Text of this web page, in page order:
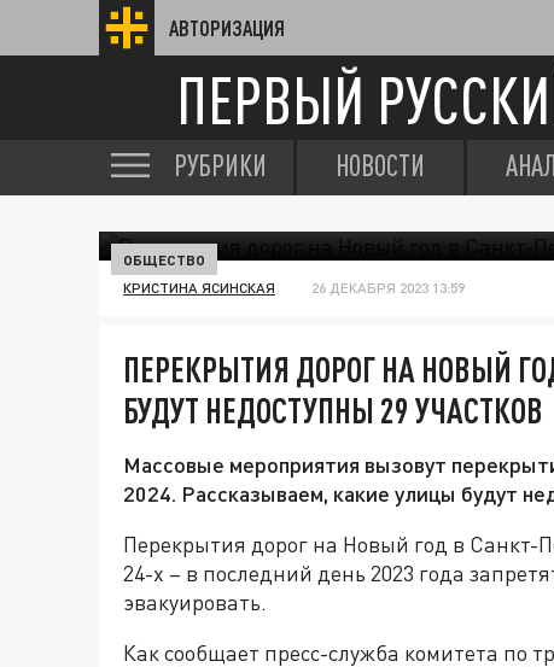
АВТОРИЗАЦИЯ
ПЕРВЫЙ
РУБРИКИ НОВОСТИ
ОБЩЕСТВО
КРИСТИНА ЯСИНСКАЯ 26 ДЕКАБРЯ 2023 13:59
ПЕРЕКРЫТИЯ ДОРОГ НА НОВЫЙ
БУДУТ НЕДОСТУПНЫ 29 УЧАСТКОВ
Массовые мероприятия вызовут
2024. Рассказываем, какие улицы будут
Перекрытия дорог на Новый год в Санкт-
24-х – в последний день 2023 года
эвакуировать.
Как сообщает пресс-служба комитета по